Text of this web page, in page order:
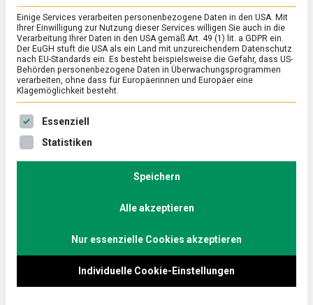
ERNÄHRUNG & GESUNDHEIT /FEATURED
Zum Fest der fetten Jungfrauen:
Glückstädter Matjes
17. Juni 2022
fetten
Anfang Juni hat eine besondere maritime Spezialität
Saison, Matjes. Ob zu Bratkartoffeln oder im
Brötchen versprechen die saftigen Fischfilets einen
Lebensmittelmagazin.de war in Glückstadt, dem
Einige Services verarbeiten personenbezogene Daten in den USA. Mit
Ihrer Einwilligung zur Nutzung dieser Services willigen Sie auch in die
Verarbeitung Ihrer Daten in den USA gemäß Art. 49 (1) lit. a GDPR ein.
Der EuGH stuft die USA als ein Land mit unzureichendem Datenschutz
nach EU-Standards ein. Es besteht beispielsweise die Gefahr, dass US-
Behörden personenbezogene Daten in Überwachungsprogrammen
verarbeiten, ohne dass für Europäerinnen und Europäer eine
Klagemöglichkeit besteht.
Es folgt eine Liste der Service-Gruppen, für die eine
Essenziell
Statistiken
Speichern
Alle akzeptieren
Nur essenzielle Cookies akzeptieren
Individuelle Cookie-Einstellungen